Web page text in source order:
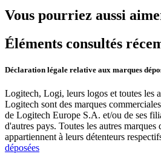
Vous pourriez aussi
Éléments consultés
Déclaration légale relative aux marques
Logitech, Logi, leurs logos et toutes les
Logitech sont des marques
de Logitech Europe S.A. et/ou de ses
d'autres pays. Toutes les autres marques
appartiennent à leurs détenteurs
déposées